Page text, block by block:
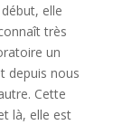
elle
très
un
depuis nous
Cette
là, elle est